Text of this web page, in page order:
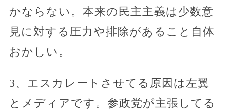
かならない。本来の民主主義は少数意
見に対する圧力や排除があること自体
おかしい。
3、エスカレートさせてる原因は左翼
とメディアです。参政党が主張してる